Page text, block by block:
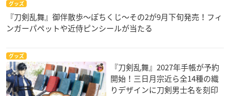
グッズ
『刀剣乱舞』御伴散歩～ぽちくじ～その2が9月下旬発売！フィ
ンガーパペットや近侍ピンシールが当たる
グッズ
『刀剣乱舞』2027年手帳が予約
開始！三日月宗近ら全14種の織
りデザインに刀剣男士名を刻印